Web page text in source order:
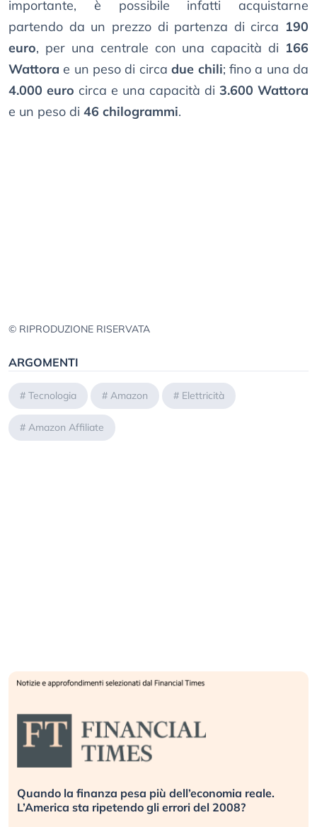
importante, è possibile infatti acquistarne
partendo da un prezzo di partenza di circa 190
euro, per una centrale con una capacità di 166
Wattora e un peso di circadue chili; fino a una da
4.000 euro circa e una capacità di 3.600 Wattora
e un peso di 46 chilogrammi.
© RIPRODUZIONE RISERVATA
ARGOMENTI
# Tecnologia # Amazon # Elettricità
# Amazon Affiliate
Quando la finanza pesa più dell’economia reale.
L’America sta ripetendo gli errori del 2008?